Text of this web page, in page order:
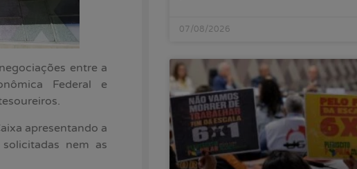
entre a
Federal e
apresentando a
nem as
07/08/2026